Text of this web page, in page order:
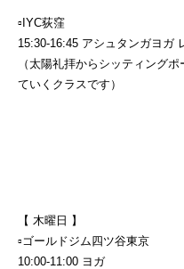
▫︎IYC荻窪
15:30-16:45 アシュタンガヨガ
（太陽礼拝からシッティング
ていくクラスです）
【 木曜日 】
▫︎ゴールドジム四ツ谷東京
10:00-11:00 ヨガ